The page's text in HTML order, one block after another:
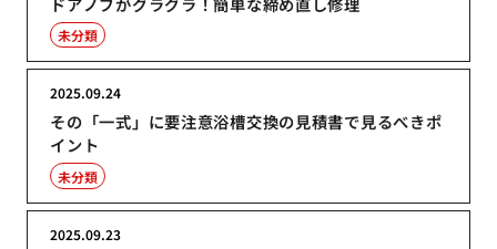
未分類
その「一式」に要注意浴槽交換の見積書で見るべきポ
イント
2025.09.24
未分類
2025.09.23